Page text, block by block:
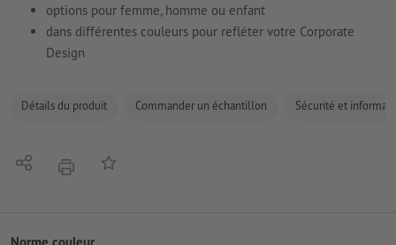
options pour femme, homme ou enfant
dans différentes couleurs pour refléter votre Corporate
Design
Détails du produit Commander un échantillon Sécurité et
PartagerimprimerAjouter à liste d'article